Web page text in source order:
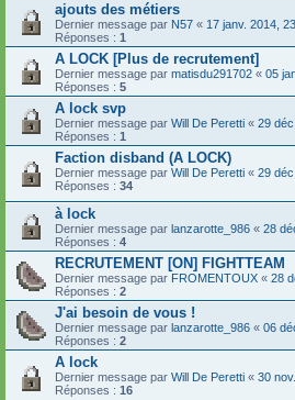
ajouts des métiers
Dernier message par N57 « 17 janv. 2014,
Réponses : 1
A LOCK [Plus de recrutement]
Dernier message par matisdu291702 « 05
Réponses : 5
A lock svp
Dernier message par Will De Peretti « 29
Réponses : 1
Faction disband (A LOCK)
Dernier message par Will De Peretti « 29
Réponses : 34
à lock
Dernier message par lanzarotte_986 « 28
Réponses : 4
RECRUTEMENT [ON] FIGHTTEAM
Dernier message par FROMENTOUX « 28
Réponses : 2
J'ai besoin de vous !
Dernier message par lanzarotte_986 « 06
Réponses : 2
A lock
Dernier message par Will De Peretti « 30
Réponses : 16